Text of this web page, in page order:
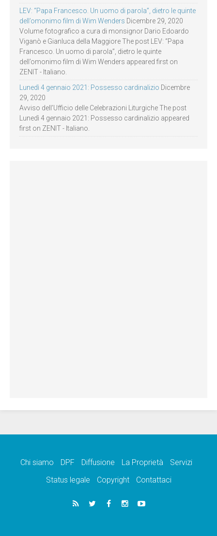
LEV: “Papa Francesco. Un uomo di parola”, dietro le quinte
dell’omonimo film di Wim Wenders Dicembre 29, 2020
Volume fotografico a cura di monsignor Dario Edoardo
Viganò e Gianluca della Maggiore The post LEV: “Papa
Francesco. Un uomo di parola”, dietro le quinte
dell’omonimo film di Wim Wenders appeared first on
ZENIT - Italiano.
Lunedì 4 gennaio 2021: Possesso cardinalizio Dicembre
29, 2020
Avviso dell’Ufficio delle Celebrazioni Liturgiche The post
Lunedì 4 gennaio 2021: Possesso cardinalizio appeared
first on ZENIT - Italiano.
Chi siamo DPF Diffusione La Proprietà
Servizi
Status legale
Copyright Contattaci